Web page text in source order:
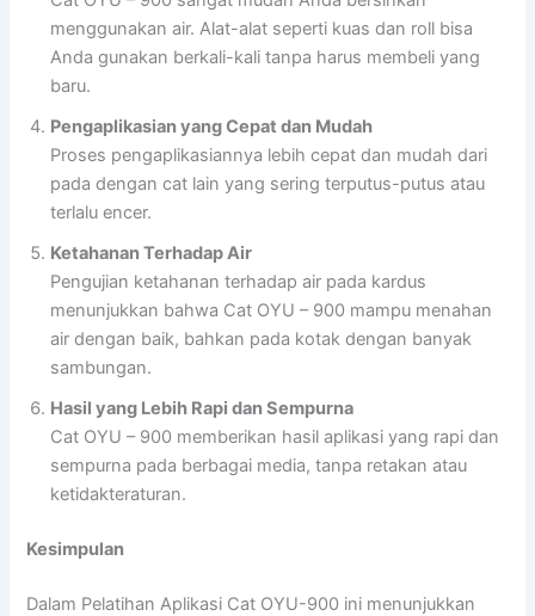
menggunakan air. Alat-alat seperti kuas dan roll bisa
Anda gunakan berkali-kali tanpa harus membeli yang
baru.
Pengaplikasian yang Cepat dan Mudah
Proses pengaplikasiannya lebih cepat dan mudah dari
pada dengan cat lain yang sering terputus-putus atau
terlalu encer.
Ketahanan Terhadap Air
Pengujian ketahanan terhadap air pada kardus
menunjukkan bahwa Cat OYU – 900 mampu menahan
air dengan baik, bahkan pada kotak dengan banyak
sambungan.
Hasil yang Lebih Rapi dan Sempurna
Cat OYU – 900 memberikan hasil aplikasi yang rapi dan
sempurna pada berbagai media, tanpa retakan atau
ketidakteraturan.
Kesimpulan
Dalam Pelatihan Aplikasi Cat OYU-900 ini menunjukkan